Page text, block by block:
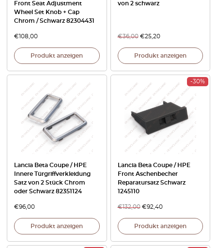
Front Seat Adjustment
Wheel Set Knob + Cap
Chrom / Schwarz 82304431
€108,00
Produkt anzeigen
von 2 schwarz
€36,00 €25,20
Produkt anzeigen
Lancia Beta Coupe / HPE
Innere Türgriffverkleidung
Satz von 2 Stück Chrom
oder Schwarz 82351124
€96,00
Produkt anzeigen
-30%
Lancia Beta Coupe / HPE
Front Aschenbecher
Reparatursatz Schwarz
1245110
€132,00 €92,40
Produkt anzeigen